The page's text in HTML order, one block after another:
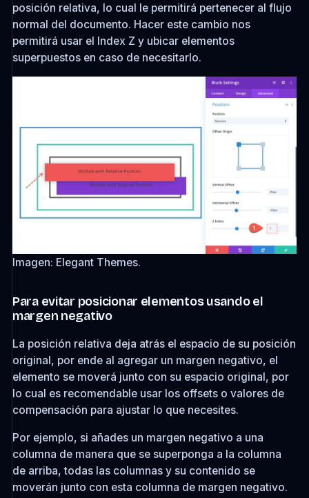
posición relativa, lo cual le permitirá pertenecer al flujo
normal del documento. Hacer este cambio nos
permitirá usar el Index Z y ubicar elementos
superpuestos en caso de necesitarlo.
Imagen: Elegant Themes.
Para evitar posicionar elementos usando el
margen negativo
La posición relativa deja atrás el espacio de su posición
original, por ende al agregar un margen negativo, el
elemento se moverá junto con su espacio original, por
lo cual es recomendable usar los offsets o valores de
compensación para ajustar lo que necesites.
Por ejemplo, si añades un margen negativo a una
columna de manera que se superponga a la columna
de arriba, todas las columnas y su contenido se
moverán junto con esta columna de margen negativo.